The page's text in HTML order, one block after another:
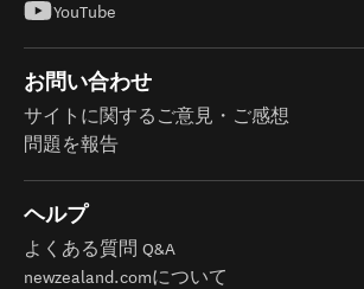
YouTube
お問い合わせ
サイトに関するご意見・ご感想
問題を報告
ヘルプ
よくある質問 Q&A
newzealand.comについて